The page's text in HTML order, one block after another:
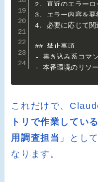
2. 直近のエラー
3. エラー内容を要
4. 必要に応じて関
## 禁止事項
- 書き込み系コマ
- 本番環境のリソ
これだけで、
トリで作業してい
用調査担当 」とし
なります。